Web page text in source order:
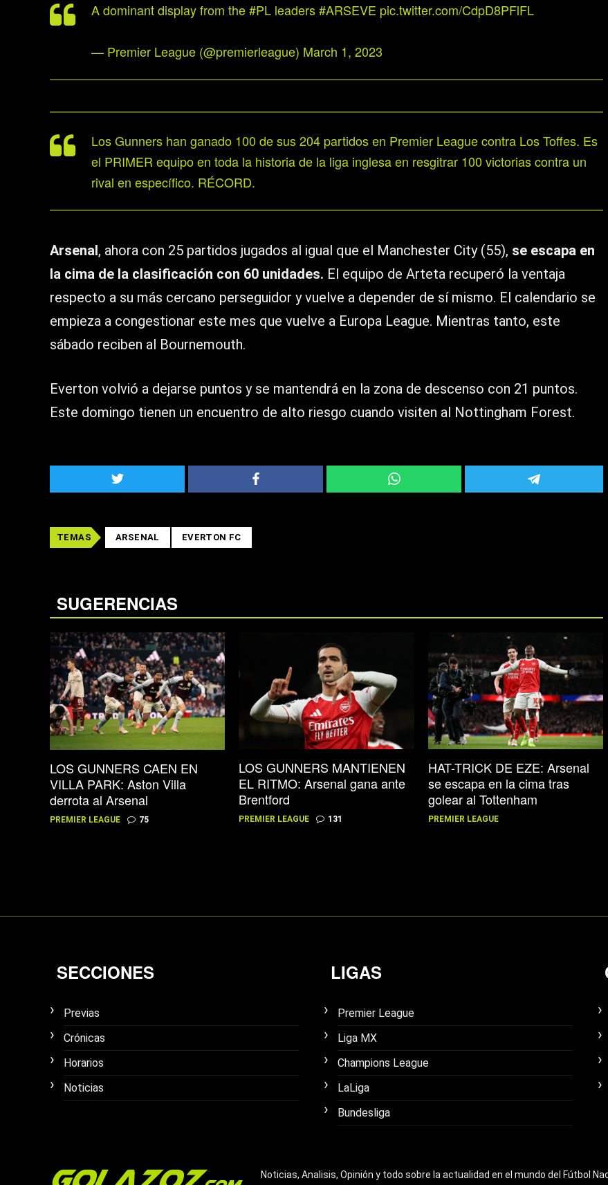
A dominant display from the#PL leaders#ARSEVE pic.twitter.com/CdpD8PFlFL
— Premier League (@premierleague) March 1, 2023
Los Gunners han ganado 100 de sus 204 partidos en Premier League contra Los Toffes. Es
el PRIMER equipo en toda la historia de la liga inglesa en resgitrar 100 victorias contra un
rival en específico. RÉCORD.
Arsenal, ahora con 25 partidos jugados al igual que el Manchester City (55), se escapa en
la cima de la clasificación con 60 unidades. El equipo de Arteta recuperó la ventaja
respecto a su más cercano perseguidor y vuelve a depender de sí mismo. El calendario se
empieza a congestionar este mes que vuelve a Europa League. Mientras tanto, este
sábado reciben al Bournemouth.
Everton volvió a dejarse puntos y se mantendrá en la zona de descenso con 21 puntos.
Este domingo tienen un encuentro de alto riesgo cuando visiten al Nottingham Forest.
TEMAS ARSENAL EVERTON FC
SUGERENCIAS
LOS GUNNERS CAEN EN
VILLA PARK: Aston Villa
derrota al Arsenal
PREMIER LEAGUE 75
LOS GUNNERS MANTIENEN
EL RITMO: Arsenal gana ante
Brentford
PREMIER LEAGUE 131
HAT-TRICK DE EZE: Arsenal
se escapa en la cima tras
golear al Tottenham
PREMIER LEAGUE
SECCIONES
Previas
Crónicas
Horarios
Noticias
LIGAS
Premier League
Liga MX
Champions League
LaLiga
Bundesliga
Noticias, Analisis, Opinión y todo sobre la actualidad en el mundo del Fútbol